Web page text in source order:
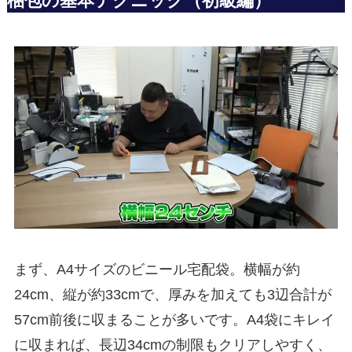
まず、A4サイズのビニール宅配袋。横幅が約
24cm、縦が約33cmで、厚みを加えても3辺合計が
57cm前後に収まることが多いです。A4袋にキレイ
に収まれば、長辺34cmの制限もクリアしやすく、